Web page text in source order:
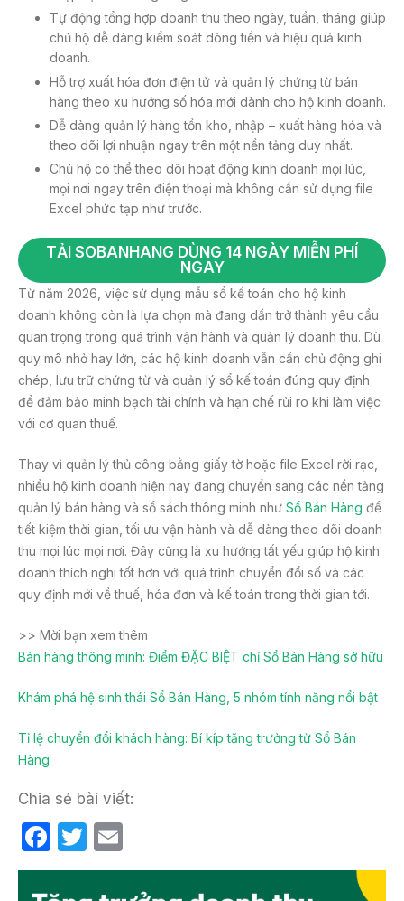
Tự động tổng hợp doanh thu theo ngày, tuần, tháng giúp
chủ hộ dễ dàng kiểm soát dòng tiền và hiệu quả kinh
doanh.
Hỗ trợ xuất hóa đơn điện tử và quản lý chứng từ bán
hàng theo xu hướng số hóa mới dành cho hộ kinh doanh.
Dễ dàng quản lý hàng tồn kho, nhập – xuất hàng hóa và
theo dõi lợi nhuận ngay trên một nền tảng duy nhất.
Chủ hộ có thể theo dõi hoạt động kinh doanh mọi lúc,
mọi nơi ngay trên điện thoại mà không cần sử dụng file
Excel phức tạp như trước.
TẢI SOBANHANG DÙNG 14 NGÀY MIỄN PHÍ
NGAY
Từ năm 2026, việc sử dụng mẫu sổ kế toán cho hộ kinh
doanh không còn là lựa chọn mà đang dần trở thành yêu cầu
quan trọng trong quá trình vận hành và quản lý doanh thu. Dù
quy mô nhỏ hay lớn, các hộ kinh doanh vẫn cần chủ động ghi
chép, lưu trữ chứng từ và quản lý sổ kế toán đúng quy định
để đảm bảo minh bạch tài chính và hạn chế rủi ro khi làm việc
với cơ quan thuế.
Thay vì quản lý thủ công bằng giấy tờ hoặc file Excel rời rạc,
nhiều hộ kinh doanh hiện nay đang chuyển sang các nền tảng
quản lý bán hàng và sổ sách thông minh như Sổ Bán Hàng để
tiết kiệm thời gian, tối ưu vận hành và dễ dàng theo dõi doanh
thu mọi lúc mọi nơi. Đây cũng là xu hướng tất yếu giúp hộ kinh
doanh thích nghi tốt hơn với quá trình chuyển đổi số và các
quy định mới về thuế, hóa đơn và kế toán trong thời gian tới.
>> Mời bạn xem thêm
Bán hàng thông minh: Điểm ĐẶC BIỆT chỉ Sổ Bán Hàng sở hữu
Khám phá hệ sinh thái Sổ Bán Hàng, 5 nhóm tính năng nổi bật
Tỉ lệ chuyển đổi khách hàng: Bí kíp tăng trưởng từ Sổ Bán
Hàng
Chia sẻ bài viết:
F
a
T
w m